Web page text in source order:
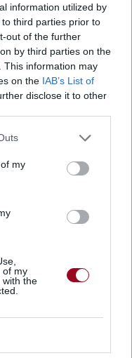
information utilized by
third parties prior to
out of the further
by third parties on the
This information may
on the IAB’s List of
disclose it to other
my
of my
with the
Magus
guitare chez
sur
trouver le CD sur
ou une partition au